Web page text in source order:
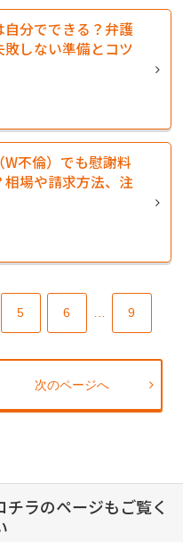
分でできる？弁護
しない準備とコツ
不倫）でも慰謝料
相場や請求方法、注
5 6 9
次のページへ
ラのページもご覧く